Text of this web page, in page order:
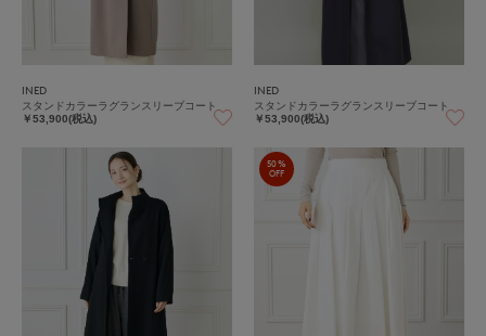
INED
スタンドカラーラグランスリーブコート
￥53,900(税込)
INED
スタンドカラーラグランスリーブコート
￥53,900(税込)
50%
OFF